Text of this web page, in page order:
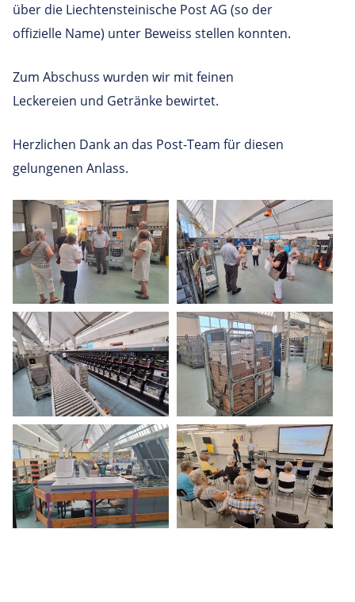
über die Liechtensteinische Post AG (so der
offizielle Name) unter Beweiss stellen konnten.
Zum Abschuss wurden wir mit feinen
Leckereien und Getränke bewirtet.
Herzlichen Dank an das Post-Team für diesen
gelungenen Anlass.